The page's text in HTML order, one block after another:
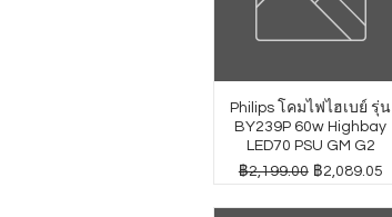
Philips โคมไฟไฮเบย์ รุ่น
BY239P 60w Highbay
LED70 PSU GM G2
ราคาปกติ
฿2,199.00 ราคาขายลด
฿2,089.05